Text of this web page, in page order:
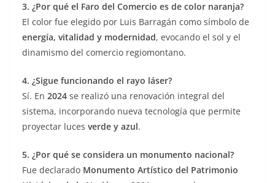
3. ¿Por qué el Faro del Comercio es de color naranja?
El color fue elegido por Luis Barragán como símbolo de
energía, vitalidad y modernidad, evocando el sol y el
dinamismo del comercio regiomontano.
4. ¿Sigue funcionando el rayo láser?
Sí. En 2024 se realizó una renovación integral del
sistema, incorporando nueva tecnología que permite
proyectar luces verde y azul.
5. ¿Por qué se considera un monumento nacional?
Fue declarado Monumento Artístico del Patrimonio